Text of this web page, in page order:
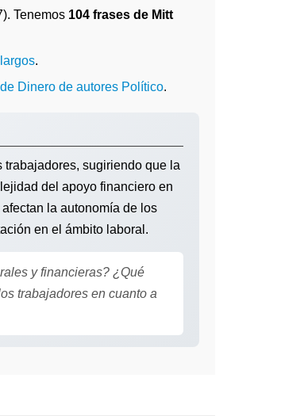
Tenemos 104 frases de Mitt
.
Dinero de autores Político.
trabajadores, sugiriendo que la
del apoyo financiero en
la autonomía de los
en el ámbito laboral.
y financieras? ¿Qué
trabajadores en cuanto a